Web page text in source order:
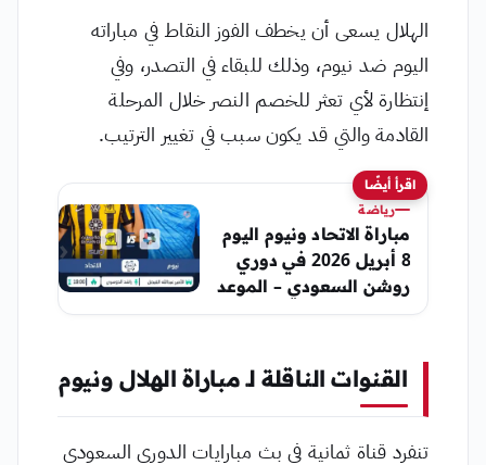
الهلال يسعى أن يخطف الفوز النقاط في مباراته
اليوم ضد نيوم، وذلك للبقاء في التصدر، وفي
إنتظارة لأي تعثر للخصم النصر خلال المرحلة
القادمة والتي قد يكون سبب في تغيير الترتيب.
اقرأ أيضًا
رياضة
مباراة الاتحاد ونيوم اليوم
8 أبريل 2026 في دوري
روشن السعودي – الموعد
والقنوات الناقلة
القنوات الناقلة لـ مباراة الهلال ونيوم
تنفرد قناة ثمانية في بث مبارايات الدوري السعودي